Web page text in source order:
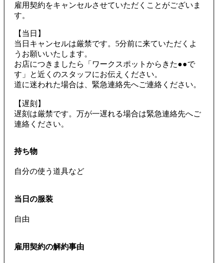
雇用契約をキャンセルさせていただくことがございま
す。
【当日】
当日キャンセルは厳禁です。5分前に来ていただくよ
うお願いいたします。
お店につきましたら「ワークスポットからきた●●で
す」と近くのスタッフにお伝えください。
道に迷われた場合は、緊急連絡先へご連絡ください。
【遅刻】
遅刻は厳禁です。万が一遅れる場合は緊急連絡先へご
連絡ください。
持ち物
自分の使う道具など
当日の服装
自由
雇用契約の解約事由